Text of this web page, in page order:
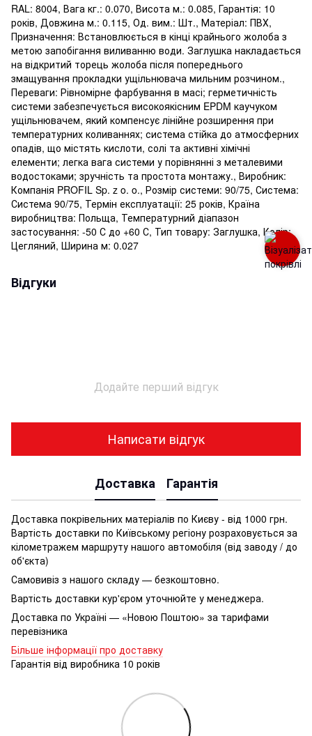
RAL: 8004, Вага кг.: 0.070, Висота м.: 0.085, Гарантія: 10
років, Довжина м.: 0.115, Од. вим.: Шт., Матеріал: ПВХ,
Призначення: Встановлюється в кінці крайнього жолоба з
метою запобігання виливанню води. Заглушка накладається
на відкритий торець жолоба після попереднього
змащування прокладки ущільнювача мильним розчином.,
Переваги: ​​Рівномірне фарбування в масі; герметичність
системи забезпечується високоякісним EPDM каучуком
ущільнювачем, який компенсує лінійне розширення при
температурних коливаннях; система стійка до атмосферних
опадів, що містять кислоти, солі та активні хімічні
елементи; легка вага системи у порівнянні з металевими
водостоками; зручність та простота монтажу., Виробник:
Компанія PROFIL Sp. z o. o., Розмір системи: 90/75, Система:
Система 90/75, Термін експлуатації: 25 років, Країна
виробництва: Польща, Температурний діапазон
застосування: -50 С до +60 С, Тип товару: Заглушка, Колір:
Цегляний, Ширина м: 0.027
Відгуки
Додайте перший відгук
Написати відгук
Доставка Гарантія
Доставка покрівельних матеріалів по Києву - від 1000 грн.
Вартість доставки по Київському регіону розраховується за
кілометражем маршруту нашого автомобіля (від заводу / до
об'єкта)
Самовивіз з нашого складу — безкоштовно.
Вартість доставки кур'єром уточнюйте у менеджера.
Доставка по Україні — «Новою Поштою» за тарифами
перевізника
Більше інформації про доставку
Гарантія від виробника 10 років